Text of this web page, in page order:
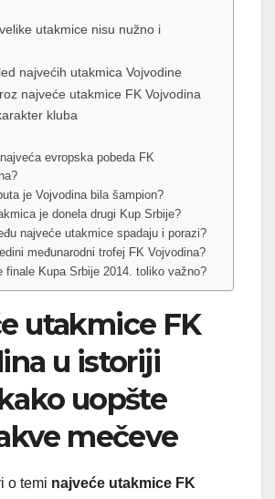
utakmice nisu nužno i
najvećih utakmica Vojvodine
najveće utakmice FK Vojvodina
kluba
evropska pobeda FK
je Vojvodina bila šampion?
je donela drugi Kup Srbije?
najveće utakmice spadaju i porazi?
međunarodni trofej FK Vojvodina?
finale Kupa Srbije 2014. toliko važno?
utakmice FK
u istoriji
uopšte
mečeve
o temi najveće utakmice FK